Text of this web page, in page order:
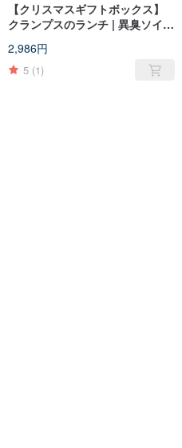
【クリスマスギフトボックス】
クランプスのランチ | 異臭ソイの
2,986円
5 (1)